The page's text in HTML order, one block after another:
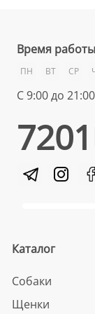
Время
ПН ВТ СР
С 9:00 до 21:00
7201
Каталог
Собаки
Щенки